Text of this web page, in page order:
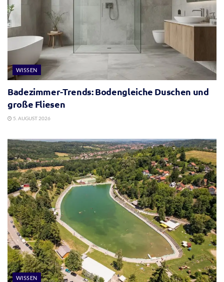
WISSEN
Badezimmer-Trends: Bodengleiche Duschen und
große Fliesen
5. AUGUST 2026
WISSEN